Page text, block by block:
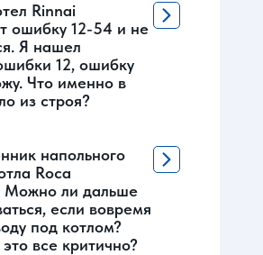
Rinnai
ошибку 12-54 и не
Я нашел
12, ошибку
Что именно в
из строя?
напольного
Roca
Можно ли дальше
если вовремя
под котлом?
все критично?